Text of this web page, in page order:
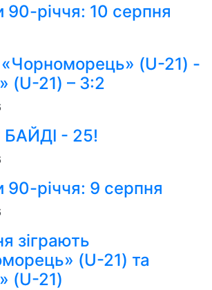
90-річчя: 10 серпня
(U-21) -
(U-21) – 3:2
БАЙДІ - 25!
90-річчя: 9 серпня
зіграють
(U-21) та
(U-21)